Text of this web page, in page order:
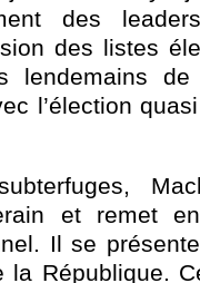
des
des listes
de
l’élection
et remet
Il se
la République.